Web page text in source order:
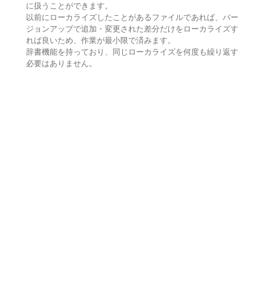
に扱うことができます。
以前にローカライズしたことがあるファイルであれば、バー
ジョンアップで追加・変更された差分だけをローカライズす
れば良いため、作業が最小限で済みます。
辞書機能を持っており、同じローカライズを何度も繰り返す
必要はありません。